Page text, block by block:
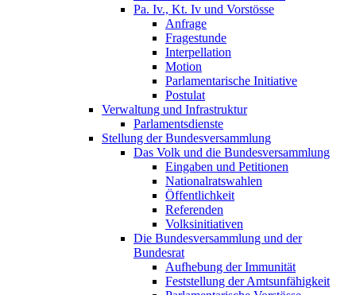
Pa. Iv., Kt. Iv und Vorstösse
Anfrage
Fragestunde
Interpellation
Motion
Parlamentarische Initiative
Postulat
Verwaltung und Infrastruktur
Parlamentsdienste
Stellung der Bundesversammlung
Das Volk und die Bundesversammlung
Eingaben und Petitionen
Nationalratswahlen
Öffentlichkeit
Referenden
Volksinitiativen
Die Bundesversammlung und der
Bundesrat
Aufhebung der Immunität
Feststellung der Amtsunfähigkeit